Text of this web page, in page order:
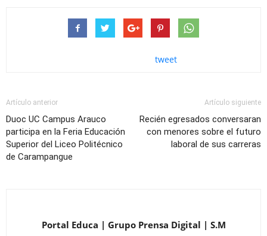
tweet
Artículo anterior
Duoc UC Campus Arauco
participa en la Feria Educación
Superior del Liceo Politécnico
de Carampangue
Artículo siguiente
Recién egresados conversaran
con menores sobre el futuro
laboral de sus carreras
Portal Educa | Grupo Prensa Digital | S.M